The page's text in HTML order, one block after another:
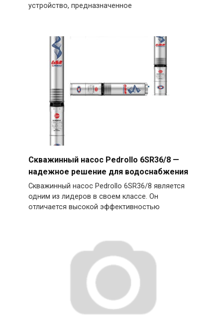
устройство, предназначенное
Скважинный насос Pedrollo 6SR36/8 —
надежное решение для водоснабжения
Скважинный насос Pedrollo 6SR36/8 является
одним из лидеров в своем классе. Он
отличается высокой эффективностью